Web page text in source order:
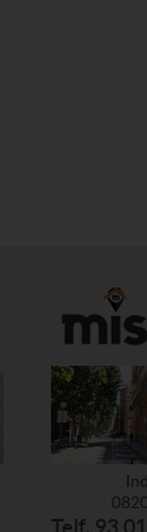
Telf. 93